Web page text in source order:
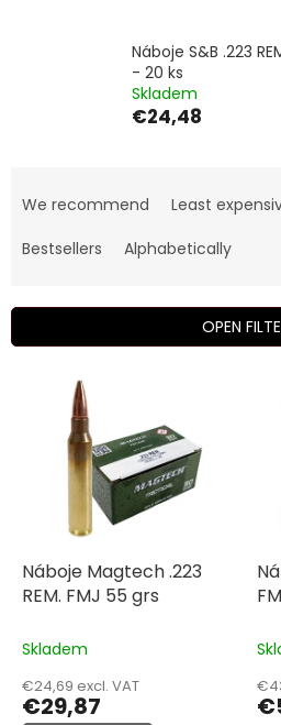
Náboje S&B .223
- 20 ks
Skladem
€24,48
d
c
s
We recommend Least
Bestsellers
Alphabetically
OPEN
o
d
c
Náboje Magtech .223
REM. FMJ 55 grs
Skladem
€24,69 excl. VAT
€29,87